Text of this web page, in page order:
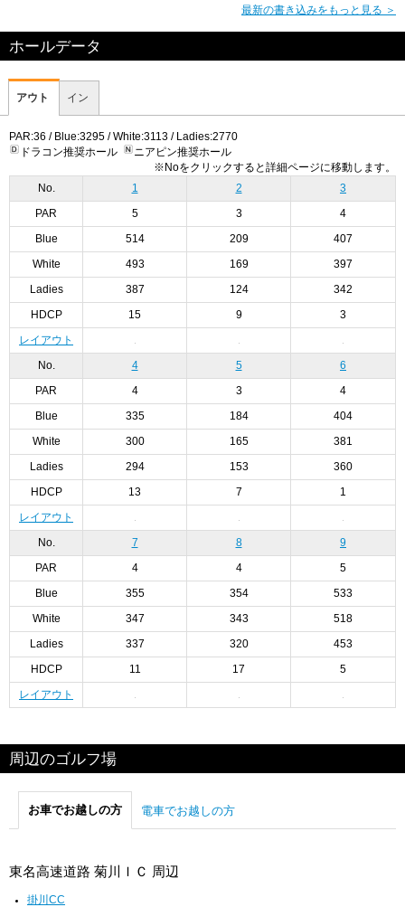
最新の書き込みをもっと見る ＞
ホールデータ
アウト イン
PAR:36 / Blue:3295 / White:3113 / Ladies:2770
ドラコン推奨ホール
ニアピン推奨ホール
※Noをクリックすると詳細ページに移動します。
No.
1 2 3
PAR 5 3 4
Blue 514 209 407
White 493 169 397
Ladies 387 124 342
HDCP 15 9 3
レイアウト
No. 4 5 6
PAR 4 3 4
Blue 335 184 404
White 300 165 381
Ladies 294 153 360
HDCP 13 7 1
レイアウト
No. 7 8 9
PAR 4 4 5
Blue 355 354 533
White 347 343 518
Ladies 337 320 453
HDCP 11 17 5
レイアウト
周辺のゴルフ場
お車でお越しの方 電車でお越しの方
東名高速道路 菊川ＩＣ 周辺
掛川CC